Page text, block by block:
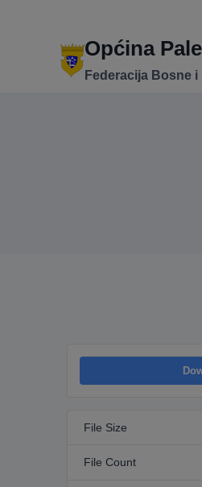
Općina Pale
Federacija Bosne
File Size
File Count